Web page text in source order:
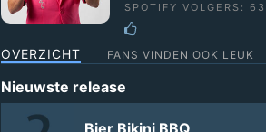
SPOTIFY VOLGERS:
OVERZICHT FANS VINDEN OOK LEUK
Nieuwste release